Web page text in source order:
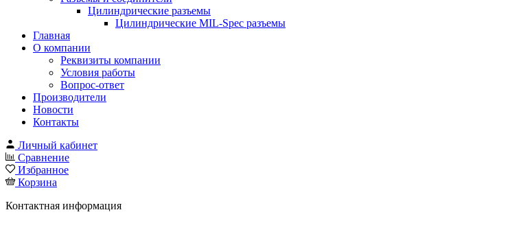
Цилиндрические разъемы
Цилиндрические MIL-Spec разъемы
Главная
О компании
Реквизиты компании
Условия работы
Вопрос-ответ
Производители
Новости
Контакты
Личный кабинет
Сравнение
Избранное
Корзина
Контактная информация